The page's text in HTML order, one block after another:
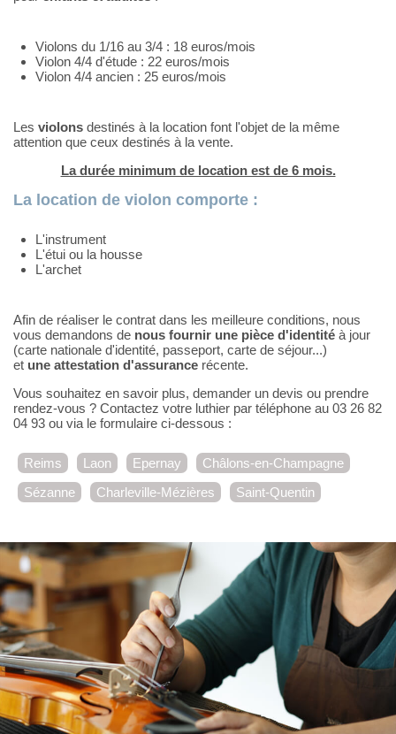
Violons du 1/16 au 3/4 : 18 euros/mois
Violon 4/4 d'étude : 22 euros/mois
Violon 4/4 ancien : 25 euros/mois
Les violons destinés à la location font l'objet de la même
attention que ceux destinés à la vente.
La durée minimum de location est de 6 mois.
La location de violon comporte :
L'instrument
L'étui ou la housse
L'archet
Afin de réaliser le contrat dans les meilleure conditions, nous
vous demandons de nous fournir une pièce d'identité à jour
(carte nationale d'identité, passeport, carte de séjour...)
et une attestation d'assurance récente.
Vous souhaitez en savoir plus, demander un devis ou prendre
rendez-vous ? Contactez votre luthier par téléphone au 03 26 82
04 93 ou via le formulaire ci-dessous :
Reims Laon Epernay
Châlons-en-Champagne
Sézanne
Charleville-Mézières Saint-Quentin